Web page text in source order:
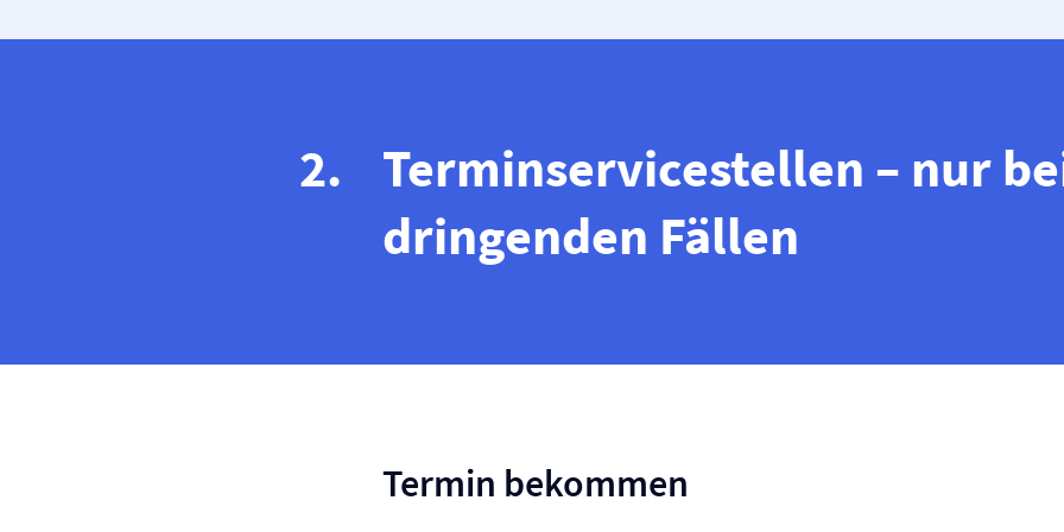
Terminservicestellen – nur
dringenden Fällen
Termin bekommen